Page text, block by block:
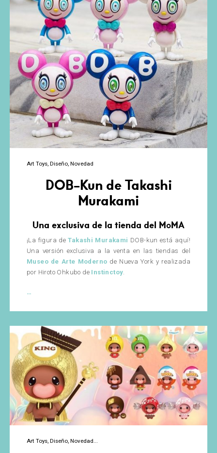
Popmart
Art Toys Diseño Novedad
DOB-Kun de Takashi
Murakami
Una exclusiva de la tienda del MoMA
¡La figura deTakashi Murakami DOB-kun está aquí!
Una versión exclusiva a la venta en las tiendas del
Museo de Arte Moderno de Nueva York y realizada
por Hiroto Ohkubo de Instinctoy
…
de
Takashi
Murakami
Art Toys Diseño Novedad